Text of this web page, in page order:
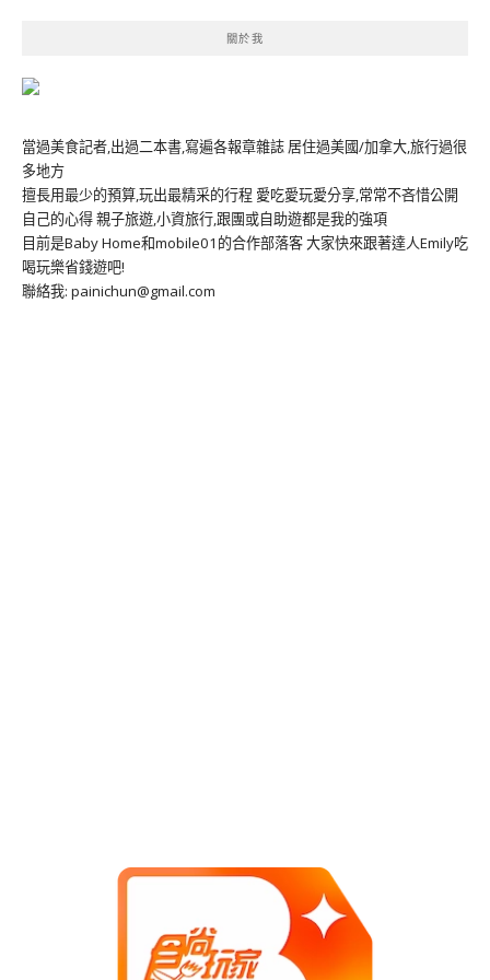
關於我
當過美食記者,出過二本書,寫遍各報章雜誌 居住過美國/加拿大,旅行過很
多地方
擅長用最少的預算,玩出最精采的行程 愛吃愛玩愛分享,常常不吝惜公開
自己的心得 親子旅遊,小資旅行,跟團或自助遊都是我的強項
目前是Baby Home和mobile01的合作部落客 大家快來跟著達人Emily吃
喝玩樂省錢遊吧!
聯絡我: painichun@gmail.com